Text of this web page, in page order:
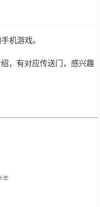
机游戏。
，有对应传送门，感兴趣